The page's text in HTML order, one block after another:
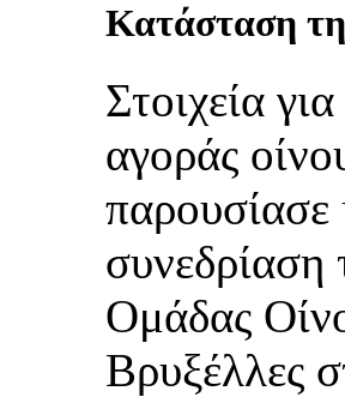
Κατάσταση
Στοιχεία
αγοράς
συνεδρίαση
Ομάδας
Βρυξέλλες